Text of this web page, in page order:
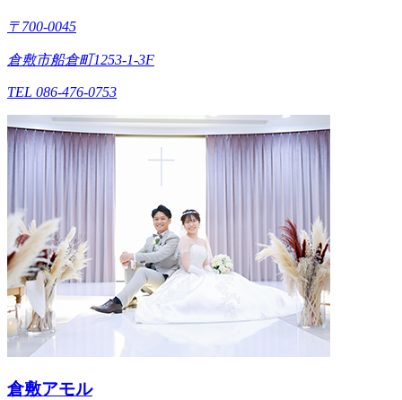
〒700-0045
倉敷市船倉町1253-1-3F
TEL 086-476-0753
倉敷アモル